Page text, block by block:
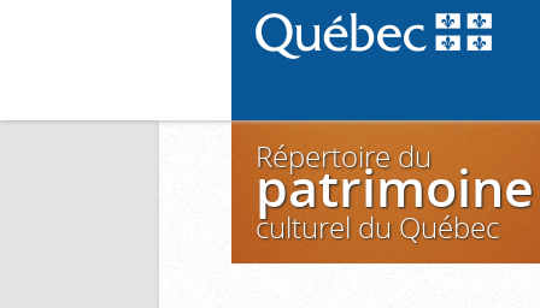
Répertoire du
patrimoine
culturel du Québec